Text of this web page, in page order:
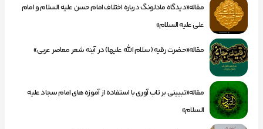
مقاله«دیدگاه مادلونگ درباره اختلاف امام حسن علیه السلام و امام
علی علیه السلام»
مقاله«حضرت رقیه (سلام الله علیها) در آینه شعر معاصر عربی»
مقاله«تبیینی بر تاب آوری با استفاده از آموزه های امام سجاد علیه
السلام»